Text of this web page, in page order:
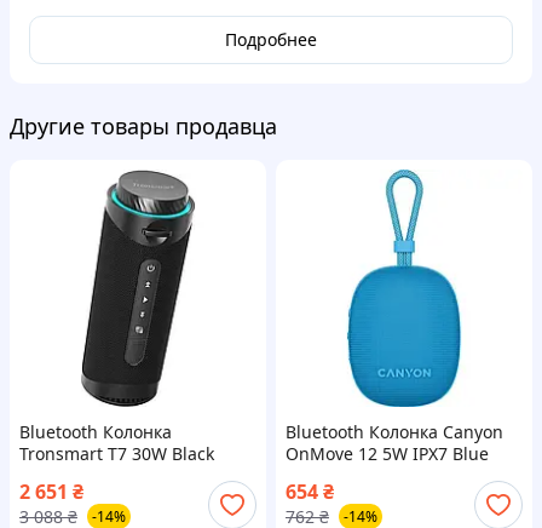
Подробнее
Другие товары продавца
Bluetooth Колонка
Tronsmart T7 30W Black
(786218) UA Гарантия 12 мес
2 651 ₴
3 088 ₴ -14%
Bluetooth Колонка Canyon
OnMove 12 5W IPX7 Blue
Гарантия 12 мес
654₴
762 ₴ -14%